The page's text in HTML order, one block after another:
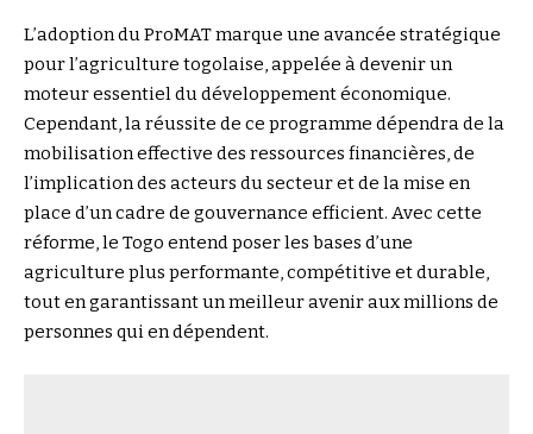
L’adoption du ProMAT marque une avancée stratégique
pour l’agriculture togolaise, appelée à devenir un
moteur essentiel du développement économique.
Cependant, la réussite de ce programme dépendra de la
mobilisation effective des ressources financières, de
l’implication des acteurs du secteur et de la mise en
place d’un cadre de gouvernance efficient. Avec cette
réforme, le Togo entend poser les bases d’une
agriculture plus performante, compétitive et durable,
tout en garantissant un meilleur avenir aux millions de
personnes qui en dépendent.